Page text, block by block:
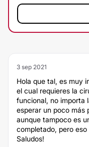
3 sep 2021
Hola que tal, es muy
el cual requieres la
funcional, no importa
esperar un poco más
aunque tampoco es
completado, pero
Saludos!